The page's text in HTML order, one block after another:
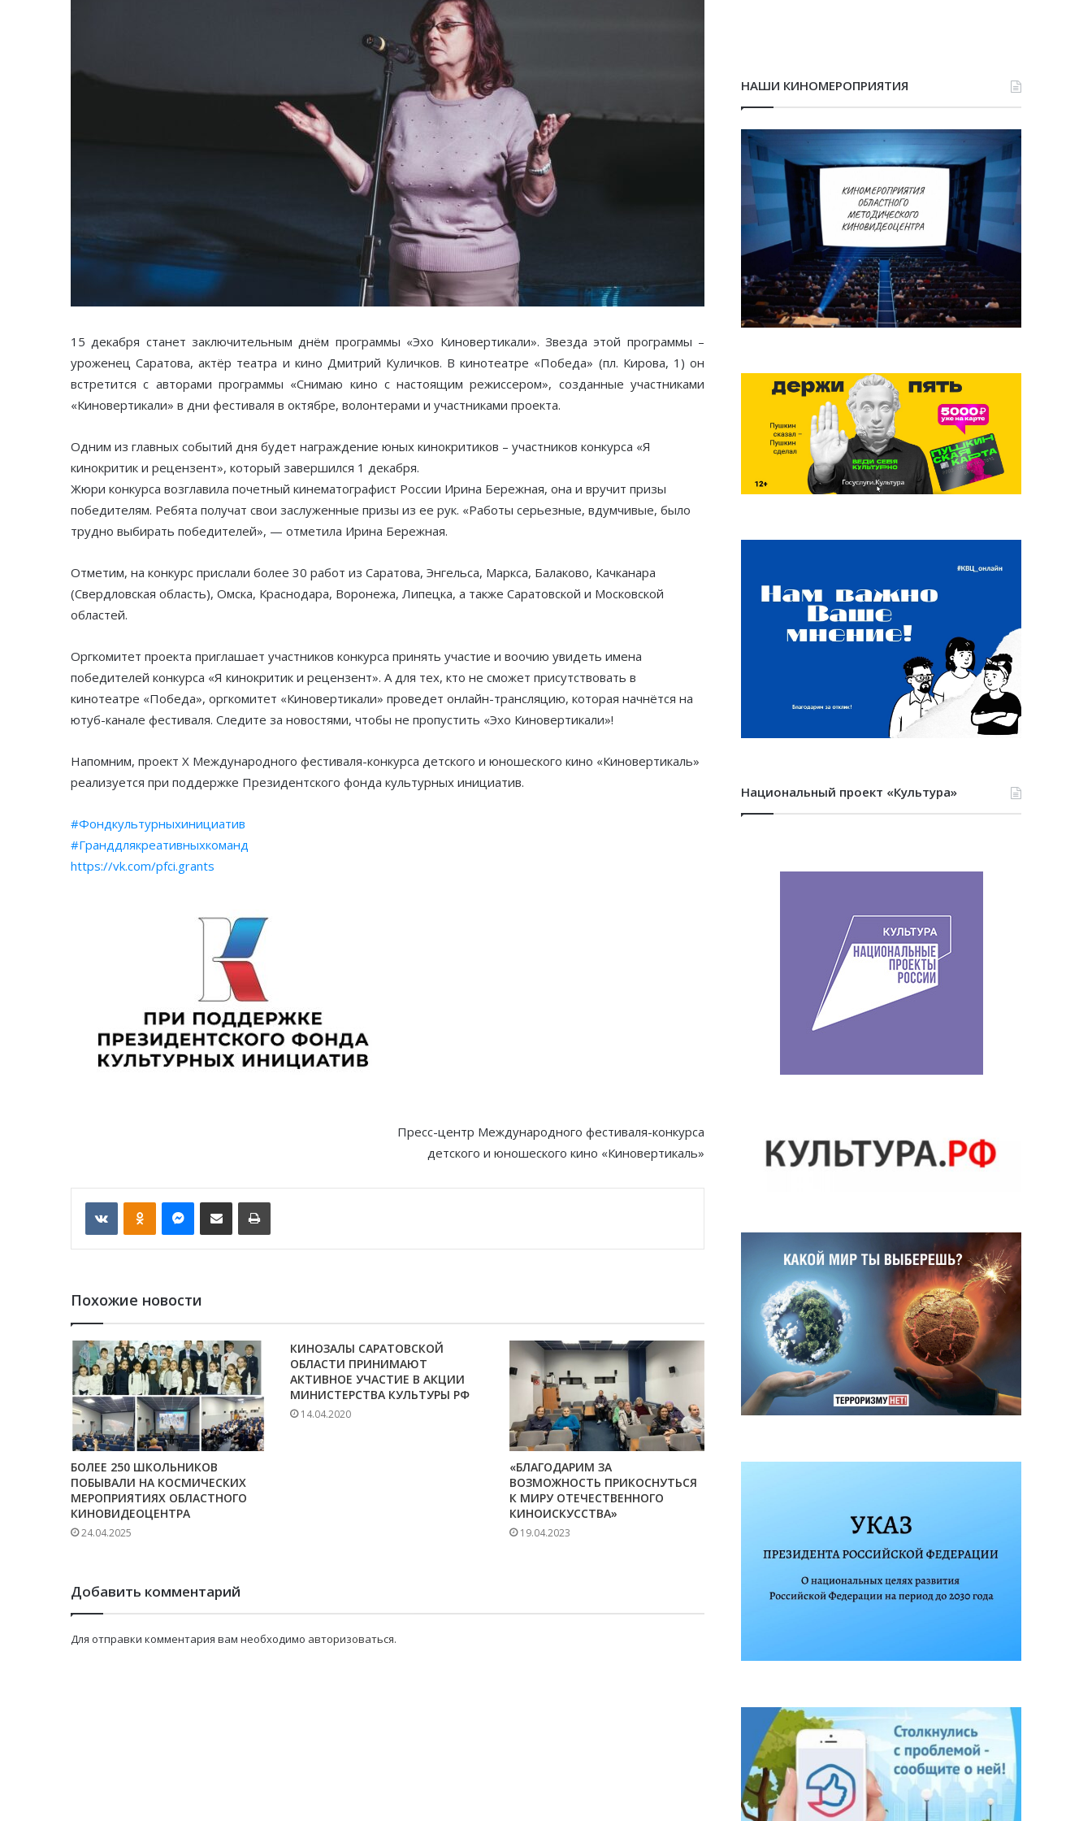
15 декабря станет заключительным днём программы «Эхо Киновертикали». Звезда этой программы –
уроженец Саратова, актёр театра и кино Дмитрий Куличков. В кинотеатре «Победа» (пл. Кирова, 1) он
встретится с авторами программы «Снимаю кино с настоящим режиссером», созданные участниками
«Киновертикали» в дни фестиваля в октябре, волонтерами и участниками проекта.
Одним из главных событий дня будет награждение юных кинокритиков – участников конкурса «Я
кинокритик и рецензент», который завершился 1 декабря.
Жюри конкурса возглавила почетный кинематографист России Ирина Бережная, она и вручит призы
победителям. Ребята получат свои заслуженные призы из ее рук. «Работы серьезные, вдумчивые, было
трудно выбирать победителей», — отметила Ирина Бережная.
Отметим, на конкурс прислали более 30 работ из Саратова, Энгельса, Маркса, Балаково, Качканара
(Свердловская область), Омска, Краснодара, Воронежа, Липецка, а также Саратовской и Московской
областей.
Оргкомитет проекта приглашает участников конкурса принять участие и воочию увидеть имена
победителей конкурса «Я кинокритик и рецензент». А для тех, кто не сможет присутствовать в
кинотеатре «Победа», оргкомитет «Киновертикали» проведет онлайн-трансляцию, которая начнётся на
ютуб-канале фестиваля. Следите за новостями, чтобы не пропустить «Эхо Киновертикали»!
Напомним, проект X Международного фестиваля-конкурса детского и юношеского кино «Киновертикаль»
реализуется при поддержке Президентского фонда культурных инициатив.
#Фондкультурныхинициатив
#Гранддлякреативныхкоманд
https://vk.com/pfci.grants
Пресс-центр Международного фестиваля-конкурса
детского и юношеского кино «Киновертикаль»
VKontakte
Похожие новости
БОЛЕЕ 250 ШКОЛЬНИКОВ
ПОБЫВАЛИ НА КОСМИЧЕСКИХ
МЕРОПРИЯТИЯХ ОБЛАСТНОГО
КИНОВИДЕОЦЕНТРА
24.04.2025
КИНОЗАЛЫ САРАТОВСКОЙ
ОБЛАСТИ ПРИНИМАЮТ
АКТИВНОЕ УЧАСТИЕ В АКЦИИ
МИНИСТЕРСТВА КУЛЬТУРЫ РФ
14.04.2020
«БЛАГОДАРИМ ЗА
ВОЗМОЖНОСТЬ ПРИКОСНУТЬСЯ
К МИРУ ОТЕЧЕСТВЕННОГО
КИНОИСКУССТВА»
19.04.2023
Добавить комментарий
Для отправки комментария вам необходимо авторизоваться.
НАШИ КИНОМЕРОПРИЯТИЯ
Национальный проект «Культура»